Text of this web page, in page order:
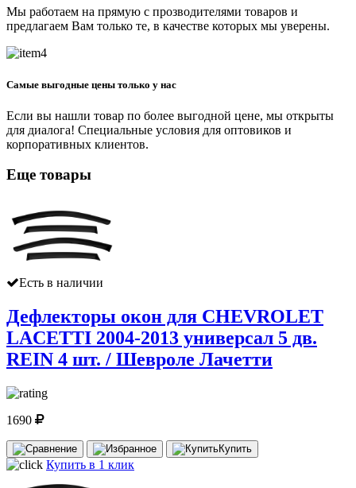
Мы работаем на прямую с прозводителями товаров и
предлагаем Вам только те, в качестве которых мы уверены.
Самые выгодные цены только у нас
Если вы нашли товар по более выгодной цене, мы открыты
для диалога! Специальные условия для оптовиков и
корпоративных клиентов.
Еще товары
Есть в наличии
Дефлекторы окон для CHEVROLET
LACETTI 2004-2013 универсал 5 дв.
REIN 4 шт. / Шевроле Лачетти
1690
Купить
Купить в 1 клик